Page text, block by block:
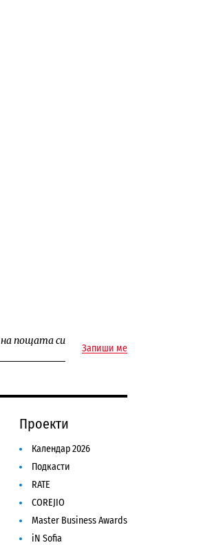
пощата си
Запиши ме
Проекти
Календар 2026
Подкасти
RATE
COREJIO
Master Business Awards
iN Sofia